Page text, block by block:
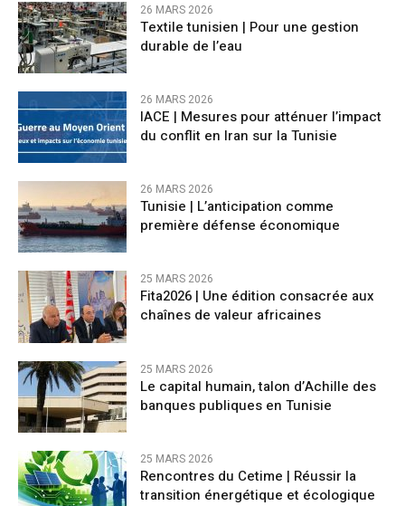
26 MARS 2026
Textile tunisien | Pour une gestion
durable de l’eau
26 MARS 2026
IACE | Mesures pour atténuer l’impact
du conflit en Iran sur la Tunisie
26 MARS 2026
Tunisie | L’anticipation comme
première défense économique
25 MARS 2026
Fita2026 | Une édition consacrée aux
chaînes de valeur africaines
25 MARS 2026
Le capital humain, talon d’Achille des
banques publiques en Tunisie
25 MARS 2026
Rencontres du Cetime | Réussir la
transition énergétique et écologique